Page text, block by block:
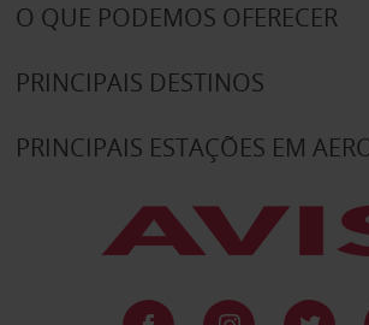
O QUE PODEMOS OFERECER
PRINCIPAIS DESTINOS
PRINCIPAIS ESTAÇÕES EM